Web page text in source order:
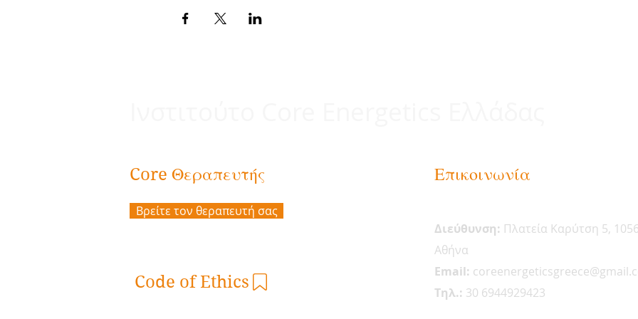
Core Θεραπευτής
Βρείτε τον θεραπευτή σας
Code of Ethics
Επικοινωνία
Διεύθυνση: Πλατεία Καρύτση 5,
Αθήνα
Email:
Tηλ.: 30 6944929423